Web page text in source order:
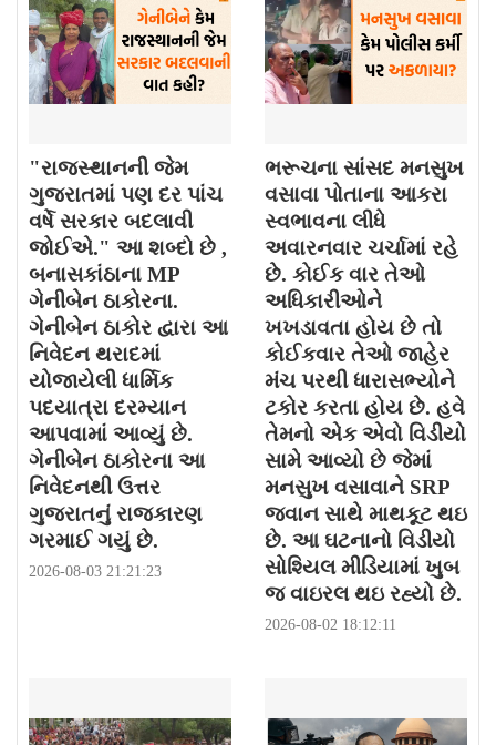
"રાજસ્થાનની જેમ
ગુજરાતમાં પણ દર પાંચ
વર્ષે સરકાર બદલાવી
જોઈએ." આ શબ્દો છે ,
બનાસકાંઠાના MP
ગેનીબેન ઠાકોરના.
ગેનીબેન ઠાકોર દ્વારા આ
નિવેદન થરાદમાં
યોજાયેલી ધાર્મિક
પદયાત્રા દરમ્યાન
આપવામાં આવ્યું છે.
ગેનીબેન ઠાકોરના આ
નિવેદનથી ઉત્તર
ગુજરાતનું રાજકારણ
ગરમાઈ ગયું છે.
2026-08-03 21:21:23
ભરૂચના સાંસદ મનસુખ
વસાવા પોતાના આકરા
સ્વભાવના લીધે
અવારનવાર ચર્ચામાં રહે
છે. કોઈક વાર તેઓ
અધિકારીઓને
ખખડાવતા હોય છે તો
કોઈકવાર તેઓ જાહેર
મંચ પરથી ધારાસભ્યોને
ટકોર કરતા હોય છે. હવે
તેમનો એક એવો વિડીયો
સામે આવ્યો છે જેમાં
મનસુખ વસાવાને SRP
જવાન સાથે માથકૂટ થઇ
છે. આ ઘટનાનો વિડીયો
સોશ્યિલ મીડિયામાં ખુબ
જ વાઇરલ થઇ રહ્યો છે.
2026-08-02 18:12:11